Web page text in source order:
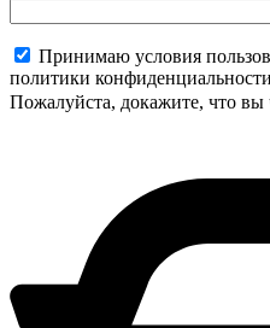
Принимаю условия
политики
Пожалуйста, докажите, что вы